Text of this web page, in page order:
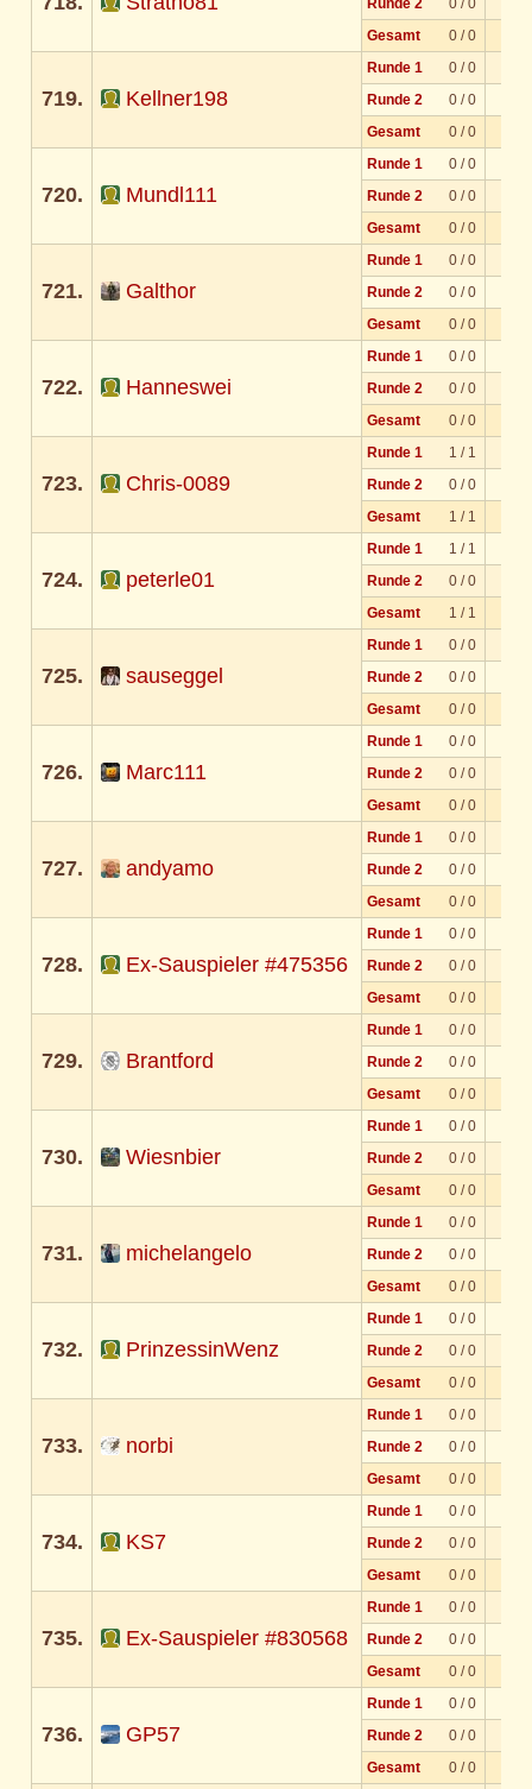
Gesamt
0 / 0
719. Kellner198
Runde 1
0 / 0
Runde 2
0 / 0
Gesamt
0 / 0
720. Mundl111
Runde 1
0 / 0
Runde 2
0 / 0
Gesamt
0 / 0
721. Galthor
Runde 1
0 / 0
Runde 2
0 / 0
Gesamt
0 / 0
722. Hanneswei
Runde 1
0 / 0
Runde 2
0 / 0
Gesamt
0 / 0
723. Chris-0089
Runde 1
1 / 1
Runde 2
0 / 0
Gesamt
1 / 1
724. peterle01
Runde 1
1 / 1
Runde 2
0 / 0
Gesamt
1 / 1
725. sauseggel
Runde 1
0 / 0
Runde 2
0 / 0
Gesamt
0 / 0
726. Marc111
Runde 1
0 / 0
Runde 2
0 / 0
Gesamt
0 / 0
727. andyamo
Runde 1
0 / 0
Runde 2
0 / 0
Gesamt
0 / 0
728. Ex-Sauspieler #475356
Runde 1
0 / 0
Runde 2
0 / 0
Gesamt
0 / 0
729. Brantford
Runde 1
0 / 0
Runde 2
0 / 0
Gesamt
0 / 0
730. Wiesnbier
Runde 1
0 / 0
Runde 2
0 / 0
Gesamt
0 / 0
731. michelangelo
Runde 1
0 / 0
Runde 2
0 / 0
Gesamt
0 / 0
732. PrinzessinWenz
Runde 1
0 / 0
Runde 2
0 / 0
Gesamt
0 / 0
733. norbi
Runde 1
0 / 0
Runde 2
0 / 0
Gesamt
0 / 0
734. KS7
Runde 1
0 / 0
Runde 2
0 / 0
Gesamt
0 / 0
735. Ex-Sauspieler #830568
Runde 1
0 / 0
Runde 2
0 / 0
Gesamt
0 / 0
736. GP57
Runde 1
0 / 0
Runde 2
0 / 0
Gesamt
0 / 0